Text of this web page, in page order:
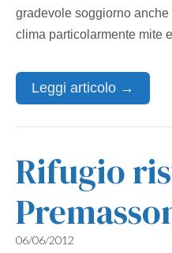
gradevole soggiorno
clima particolarmente mite
Leggi articolo →
Rifugio
06/06/2012